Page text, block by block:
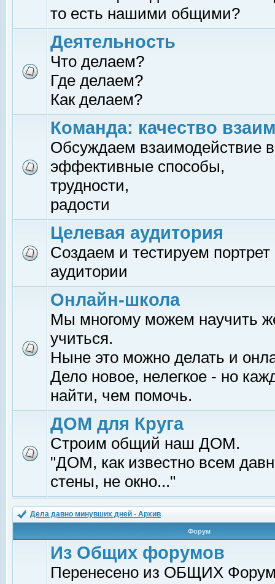
то есть нашими общими?
Деятельность
Что делаем?
Где делаем?
Как делаем?
Команда: качество
Обсуждаем взаимодействие
эффективные способы,
трудности,
радости
Целевая аудитория
Создаем и тестируем
аудитории
Онлайн-школа
Мы многому можем научить
учиться.
Ныне это можно делать и
Дело новое, нелегкое - но
найти, чем помочь.
ДОМ для Круга
Строим общий наш ДОМ.
"ДОМ, как известно всем
стены, не окно..."
Дела давно минувших дней - Архив
Форум
Из Общих форумов
Перенесено из ОБЩИХ